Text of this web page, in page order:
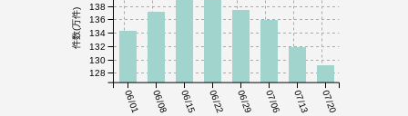
06/01 06/08 06/15 06/22 06/29 07/06 07/13 07/20
件数(万件)
128
130
132
134
136
138